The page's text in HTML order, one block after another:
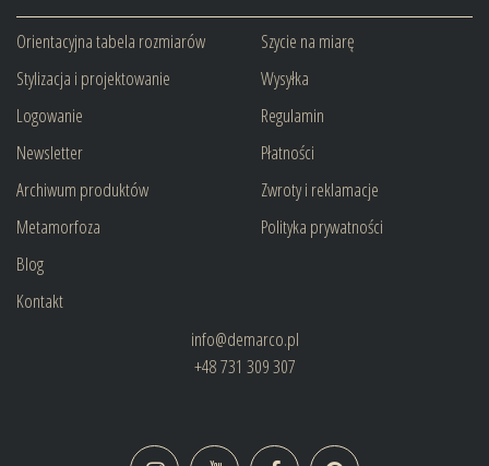
Orientacyjna tabela rozmiarów
Stylizacja i projektowanie
Logowanie
Newsletter
Archiwum produktów
Metamorfoza
Blog
Kontakt
Szycie na miarę
Wysyłka
Regulamin
Płatności
Zwroty i reklamacje
Polityka prywatności
info@demarco.pl
+48 731 309 307